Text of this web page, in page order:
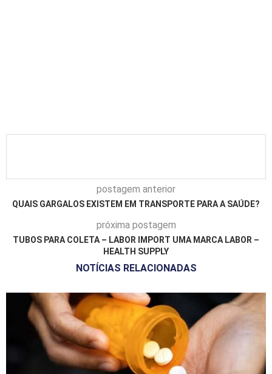
postagem anterior
QUAIS GARGALOS EXISTEM EM TRANSPORTE PARA A SAÚDE?
próxima postagem
TUBOS PARA COLETA – LABOR IMPORT UMA MARCA LABOR –
HEALTH SUPPLY
NOTÍCIAS RELACIONADAS